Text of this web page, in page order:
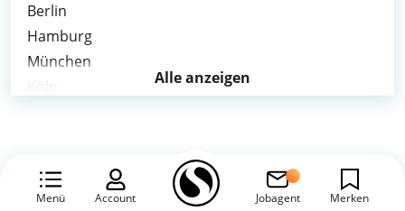
Menü Account Jobagent Merken
Berlin
Hamburg
München
Leipzig
Alle anzeigen